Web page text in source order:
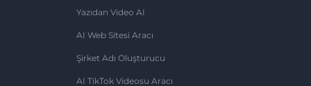
Yazıdan Video AI
AI Web Sitesi Aracı
Şirket Adı Oluşturucu
AI TikTok Videosu Aracı